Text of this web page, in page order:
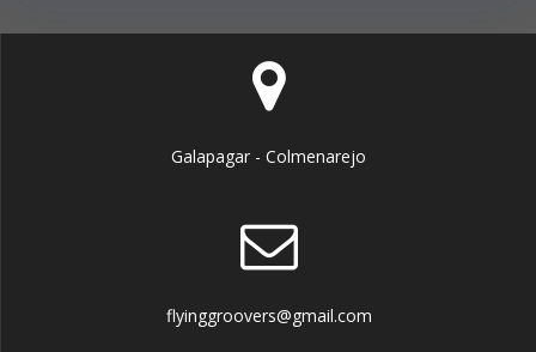
Galapagar - Colmenarejo
flyinggroovers@gmail.com